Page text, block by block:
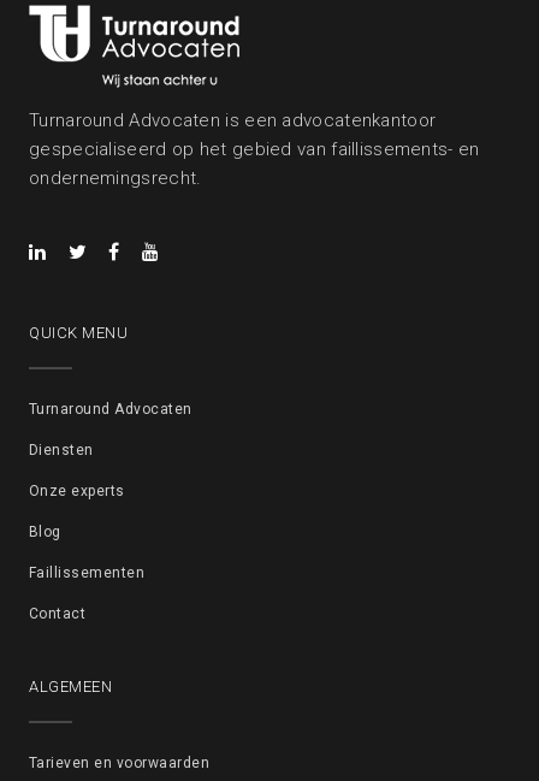
Turnaround Advocaten is een advocatenkantoor
gespecialiseerd op het gebied van faillissements- en
ondernemingsrecht.
QUICK MENU
Turnaround Advocaten
Diensten
Onze experts
Blog
Faillissementen
Contact
ALGEMEEN
Tarieven en voorwaarden